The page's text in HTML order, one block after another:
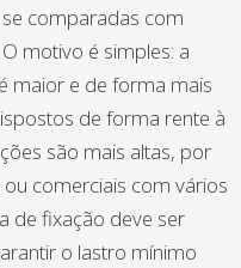
comparadas com
motivo é simples: a
maior e de forma mais
de forma rente à
são mais altas, por
comerciais com vários
de fixação deve ser
o lastro mínimo